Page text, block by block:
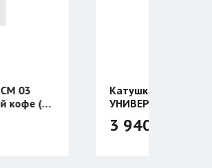
Катушка Таймень
УНИВЕРСАЛЬНАЯ